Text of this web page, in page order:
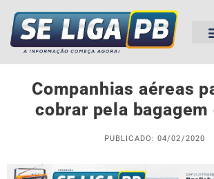
Companhias aéreas
cobrar pela bagagem
PUBLICADO: 04/02/2020